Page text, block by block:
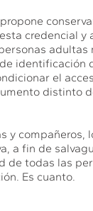
credencial y
adultas
identificación
el
distinto
y compañeros,
a fin de
de todas las
Es cuanto.